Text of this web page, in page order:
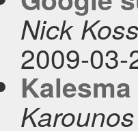
Nick
2009-03-
Karounos